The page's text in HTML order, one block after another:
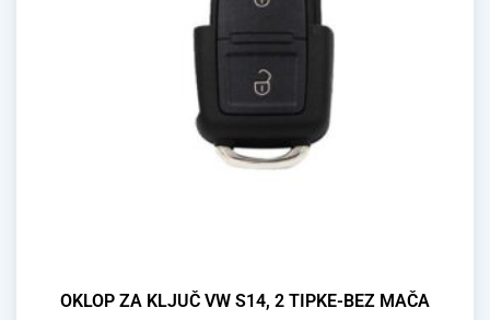
OKLOP ZA KLJUČ VW S14, 2 TIPKE-BEZ MAČA